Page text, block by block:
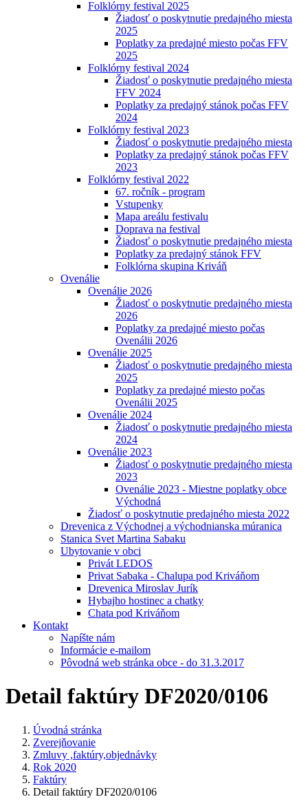
Folklórny festival 2025
Žiadosť o poskytnutie predajného miesta
2025
Poplatky za predajné miesto počas FFV
2025
Folklórny festival 2024
Žiadosť o poskytnutie predajného miesta
FFV 2024
Poplatky za predajný stánok počas FFV
2024
Folklórny festival 2023
Žiadosť o poskytnutie predajného miesta
Poplatky za predajný stánok počas FFV
2023
Folklórny festival 2022
67. ročník - program
Vstupenky
Mapa areálu festivalu
Doprava na festival
Žiadosť o poskytnutie predajného miesta
Poplatky za predajný stánok FFV
Folklórna skupina Kriváň
Ovenálie
Ovenálie 2026
Žiadosť o poskytnutie predajného miesta
2026
Poplatky za predajné miesto počas
Ovenálii 2026
Ovenálie 2025
Žiadosť o poskytnutie predajného miesta
2025
Poplatky za predajné miesto počas
Ovenálii 2025
Ovenálie 2024
Žiadosť o poskytnutie predajného miesta
2024
Ovenálie 2023
Žiadosť o poskytnutie predajného miesta
2023
Ovenálie 2023 - Miestne poplatky obce
Východná
Žiadosť o poskytnutie predajného miesta 2022
Drevenica z Východnej a východnianska múranica
Stanica Svet Martina Sabaku
Ubytovanie v obci
Privát LEDOS
Privat Sabaka - Chalupa pod Kriváňom
Drevenica Miroslav Jurík
Hybajho hostinec a chatky
Chata pod Kriváňom
Kontakt
Napíšte nám
Informácie e-mailom
Pôvodná web stránka obce - do 31.3.2017
Detail faktúry DF2020/0106
Úvodná stránka
Zverejňovanie
Zmluvy ,faktúry,objednávky
Rok 2020
Faktúry
Detail faktúry DF2020/0106